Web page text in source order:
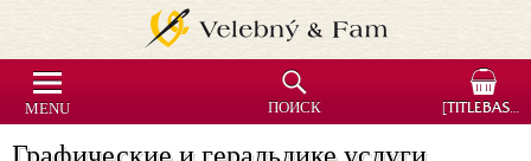
MENU ПОИСК [TITLEBASKET]